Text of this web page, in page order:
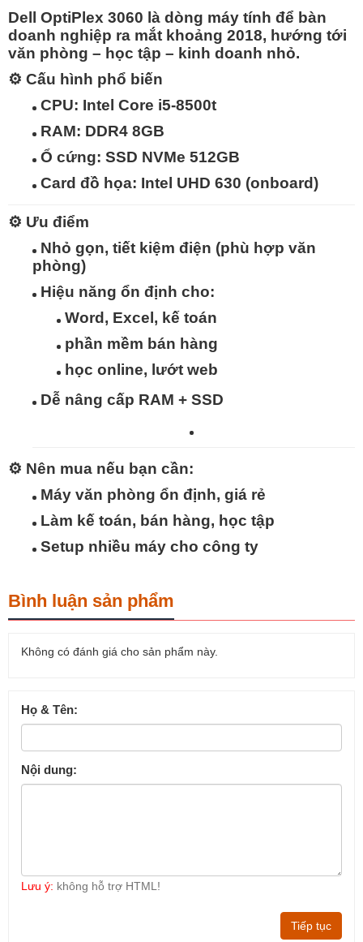
Dell OptiPlex 3060 là dòng máy tính để bàn
doanh nghiệp ra mắt khoảng 2018, hướng tới
văn phòng – học tập – kinh doanh nhỏ.
⚙️ Cấu hình phổ biến
CPU: Intel Core i5-8500t
RAM: DDR4 8GB
Ổ cứng: SSD NVMe 512GB
Card đồ họa: Intel UHD 630 (onboard)
⚙️ Ưu điểm
Nhỏ gọn, tiết kiệm điện (phù hợp văn
phòng)
Hiệu năng ổn định cho:
Word, Excel, kế toán
phần mềm bán hàng
học online, lướt web
Dễ nâng cấp RAM + SSD
⚙️ Nên mua nếu bạn cần:
Máy văn phòng ổn định, giá rẻ
Làm kế toán, bán hàng, học tập
Setup nhiều máy cho công ty
Bình luận sản phẩm
Không có đánh giá cho sản phẩm này.
Họ & Tên:
Nội dung:
Lưu ý: không hỗ trợ HTML!
Tiếp tục